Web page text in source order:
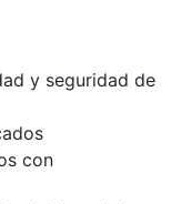
y seguridad de
con